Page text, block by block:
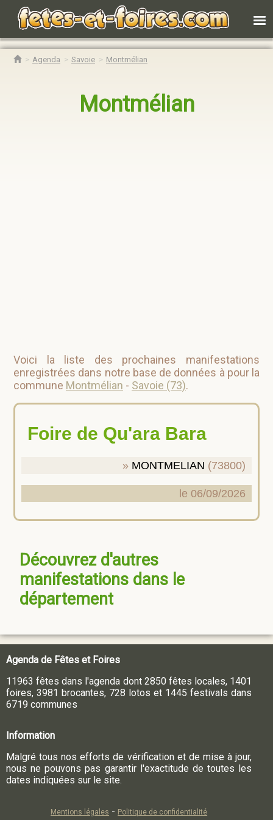
Agenda Savoie Montmélian
Montmélian
Voici la liste des prochaines manifestations
enregistrées dans notre base de données à pour la
commune Montmélian - Savoie (73).
Foire de Qu'ara Bara
MONTMELIAN (73800)
le 06/09/2026
Découvrez d'autres
manifestations dans le
département
Agenda de Fêtes et Foires
11963 fêtes dans l'agenda dont 2850 fêtes locales, 1401
foires, 3981 brocantes, 728 lotos et 1445 festivals dans
6719 communes
Information
Malgré tous nos efforts de vérification et de mise à jour,
nous ne pouvons pas garantir l'exactitude de toutes les
dates indiquées sur le site.
Mentions légales - Politique de confidentialité